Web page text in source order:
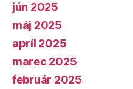
jún 2025
máj 2025
apríl 2025
marec 2025
február 2025